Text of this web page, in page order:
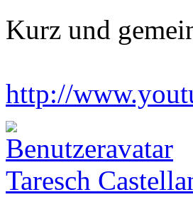
Kurz und
http://
Taresch